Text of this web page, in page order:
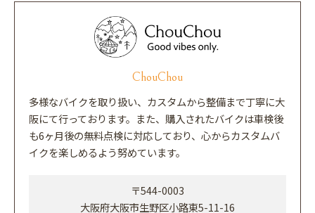
ChouChou
多様なバイクを取り扱い、カスタムから整備まで丁寧に大
阪にて行っております。また、購入されたバイクは車検後
も6ヶ月後の無料点検に対応しており、心からカスタムバ
イクを楽しめるよう努めています。
〒544-0003
大阪府大阪市生野区小路東5-11-16